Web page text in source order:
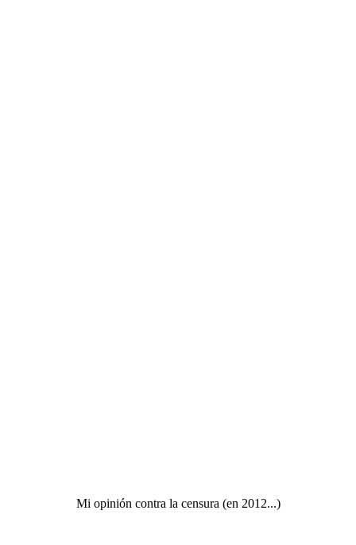
Mi opinión contra la censura (en 2012...)